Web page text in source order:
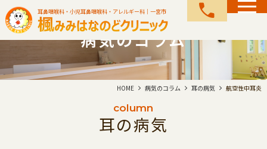
耳鼻咽喉科・小児耳鼻咽喉科・アレルギー科｜一宮市 call
病気のコラム
HOME 病気のコラム 耳の病気 航空性中耳炎
column
耳の病気